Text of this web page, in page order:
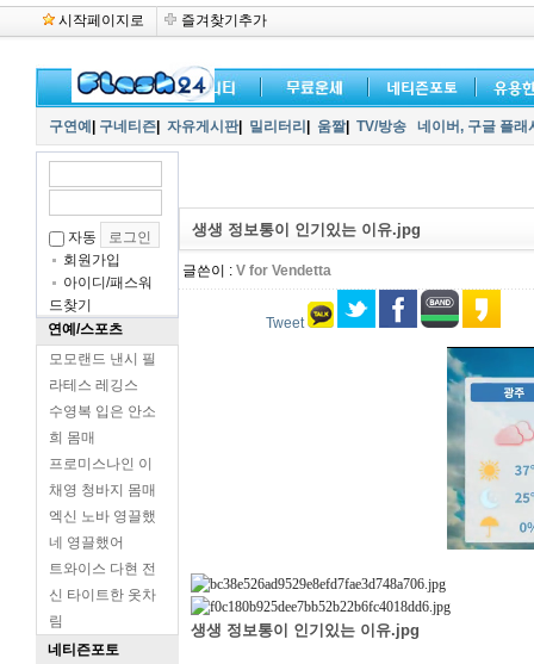
시작페이지로 즐겨찾기추가
구연예 구네티즌 자유게시판| 밀리터리 움짤| TV/방송 네이버, 구글 플
자동
회원가입
아이디/패스워
드찾기
연예/스포츠
모모랜드 낸시 필
라테스 레깅스
수영복 입은 안소
희 몸매
프로미스나인 이
채영 청바지 몸매
엑신 노바 영끌했
네 영끌했어
트와이스 다현 전
신 타이트한 옷차
림
네티즌포토
생생 정보통이 인기있는 이유.jpg
글쓴이 : V for Vendetta
Tweet
생생 정보통이 인기있는 이유.jpg